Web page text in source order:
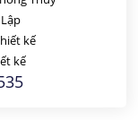
kế
kế